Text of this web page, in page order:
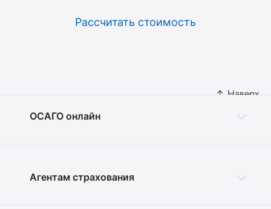
Рассчитать стоимость
ОСАГО онлайн
Агентам страхования